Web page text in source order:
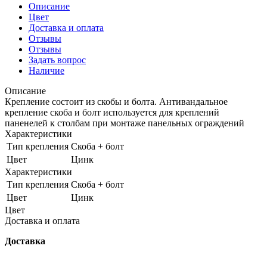
Описание
Цвет
Доставка и оплата
Отзывы
Отзывы
Задать вопрос
Наличие
Описание
Крепление состоит из скобы и болта. Антивандальное
крепление скоба и болт используется для креплений
паненелей к столбам при монтаже панельных ограждений
Характеристики
Тип крепления Скоба + болт
Цвет
Цинк
Характеристики
Тип крепления Скоба + болт
Цвет
Цинк
Цвет
Доставка и оплата
Доставка